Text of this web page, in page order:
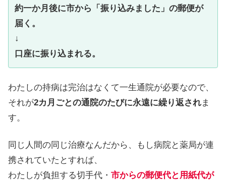
約一か月後に市から「振り込みました」の郵便が
届く。
↓
口座に振り込まれる。
わたしの持病は完治はなくて一生通院が必要なので、
それが2カ月ごとの通院のたびに永遠に繰り返されま
す。
同じ人間の同じ治療なんだから、もし病院と薬局が連
携されていたとすれば、
わたしが負担する切手代・ 市からの郵便代と用紙代が